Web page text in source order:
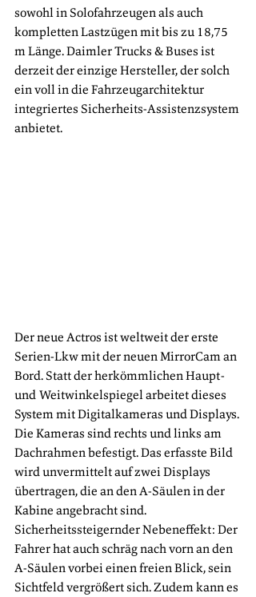
sowohl in Solofahrzeugen als auch
kompletten Lastzügen mit bis zu 18,75
m Länge. Daimler Trucks & Buses ist
derzeit der einzige Hersteller, der solch
ein voll in die Fahrzeugarchitektur
integriertes Sicherheits-Assistenzsystem
anbietet.
Der neue Actros ist weltweit der erste
Serien-Lkw mit der neuen MirrorCam an
Bord. Statt der herkömmlichen Haupt-
und Weitwinkelspiegel arbeitet dieses
System mit Digitalkameras und Displays.
Die Kameras sind rechts und links am
Dachrahmen befestigt. Das erfasste Bild
wird unvermittelt auf zwei Displays
übertragen, die an den A-Säulen in der
Kabine angebracht sind.
Sicherheitssteigernder Nebeneffekt: Der
Fahrer hat auch schräg nach vorn an den
A-Säulen vorbei einen freien Blick, sein
Sichtfeld vergrößert sich. Zudem kann es